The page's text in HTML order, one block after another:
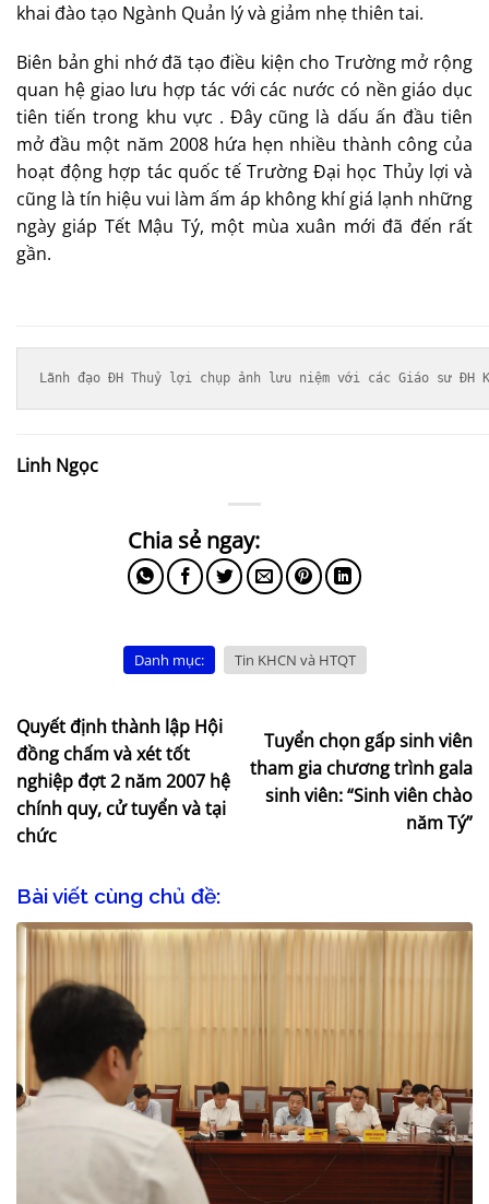
khai đào tạo Ngành Quản lý và giảm nhẹ thiên tai.
Biên bản ghi nhớ đã tạo điều kiện cho Trường mở rộng
quan hệ giao lưu hợp tác với các nước có nền giáo dục
tiên tiến trong khu vực . Đây cũng là dấu ấn đầu tiên
mở đầu một năm 2008 hứa hẹn nhiều thành công của
hoạt động hợp tác quốc tế Trường Đại học Thủy lợi và
cũng là tín hiệu vui làm ấm áp không khí giá lạnh những
ngày giáp Tết Mậu Tý, một mùa xuân mới đã đến rất
gần.
Lãnh đạo ĐH Thuỷ lợi chụp ảnh lưu niệm với các Giáo sư ĐH
Linh Ngọc
Danh mục: Tin KHCN và HTQT
Quyết định thành lập Hội
đồng chấm và xét tốt
nghiệp đợt 2 năm 2007 hệ
chính quy, cử tuyển và tại
chức
Tuyển chọn gấp sinh viên
tham gia chương trình gala
sinh viên: “Sinh viên chào
năm Tý”
Bài viết cùng chủ đề: